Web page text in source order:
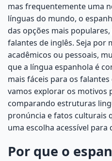
mas frequentemente uma
línguas do mundo, o
das opções mais
falantes de inglês. Seja por
acadêmicos ou pessoais,
que a língua espanhola é
mais fáceis para os
vamos explorar os motivos
comparando estruturas
pronúncia e fatos culturais
uma escolha acessível para
Por que o